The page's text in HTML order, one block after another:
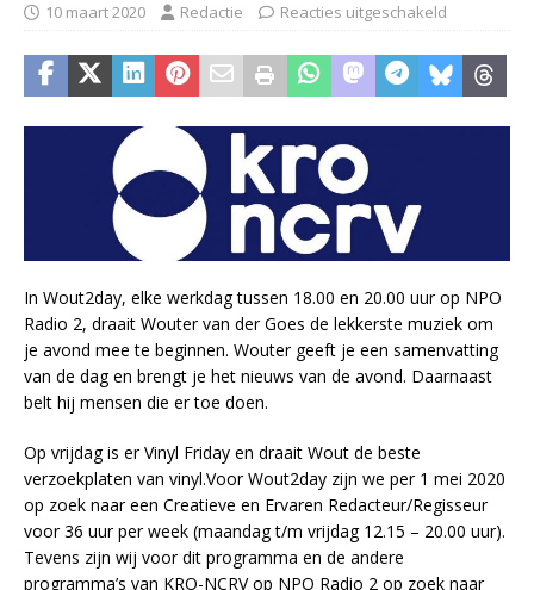
10 maart 2020 Redactie Reacties uitgeschakeld
In Wout2day, elke werkdag tussen 18.00 en 20.00 uur op NPO
Radio 2, draait Wouter van der Goes de lekkerste muziek om
je avond mee te beginnen. Wouter geeft je een samenvatting
van de dag en brengt je het nieuws van de avond. Daarnaast
belt hij mensen die er toe doen.
Op vrijdag is er Vinyl Friday en draait Wout de beste
verzoekplaten van vinyl.Voor Wout2day zijn we per 1 mei 2020
op zoek naar een Creatieve en Ervaren Redacteur/Regisseur
voor 36 uur per week (maandag t/m vrijdag 12.15 – 20.00 uur).
Tevens zijn wij voor dit programma en de andere
programma’s van KRO-NCRV op NPO Radio 2 op zoek naar